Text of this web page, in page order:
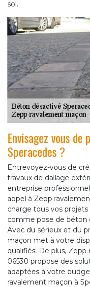
sol.
Envisagez vous
Speracedes ?
Entrevoyez-vous de
travaux de dallage
entreprise
appel à Zepp
charge tous vos projets
comme pose de béton
Avec du sérieux et du
maçon met à votre
qualifiés. De plus,
06530 propose des
adaptées à votre
ravalement maçon à